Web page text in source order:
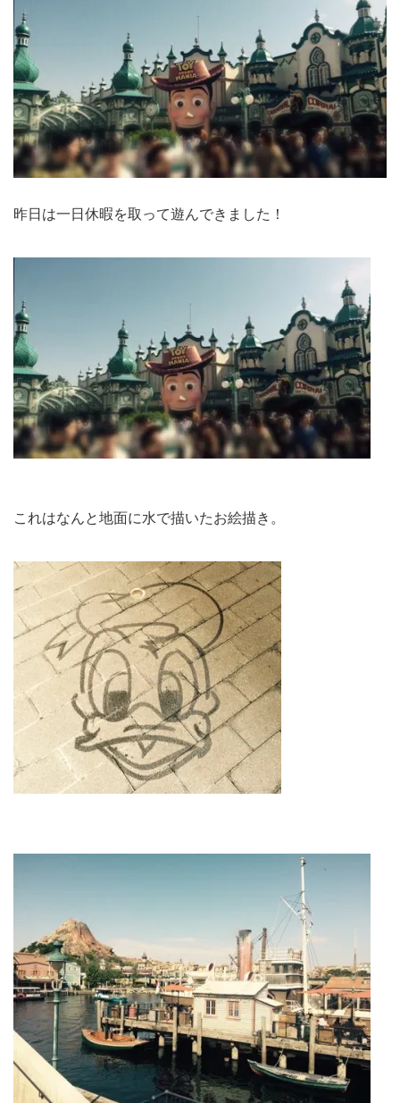
昨日は一日休暇を取って遊んできました！
これはなんと地面に水で描いたお絵描き。